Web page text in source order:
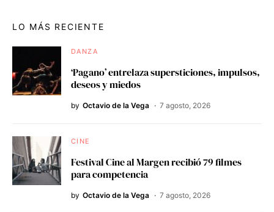
LO MÁS RECIENTE
DANZA
‘Pagano’ entrelaza supersticiones, impulsos,
deseos y miedos
by Octavio de la Vega 7 agosto, 2026
CINE
Festival Cine al Margen recibió 79 filmes
para competencia
by Octavio de la Vega 7 agosto, 2026